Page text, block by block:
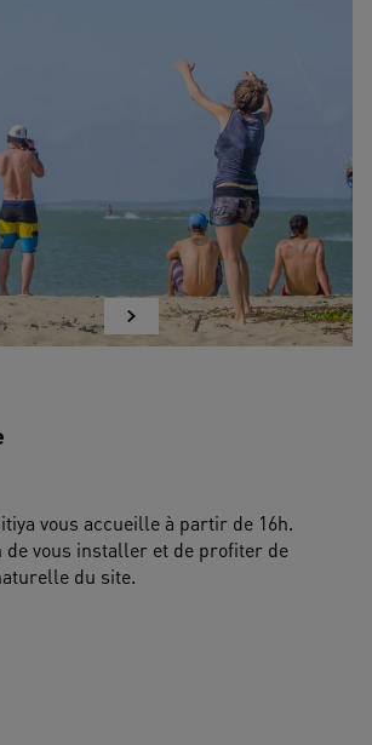
vous accueille à partir de 16h.
de vous installer et de profiter de
du site.